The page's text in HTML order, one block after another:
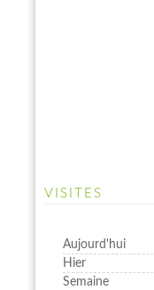
VISITES
Aujourd'hui
Hier
Semaine